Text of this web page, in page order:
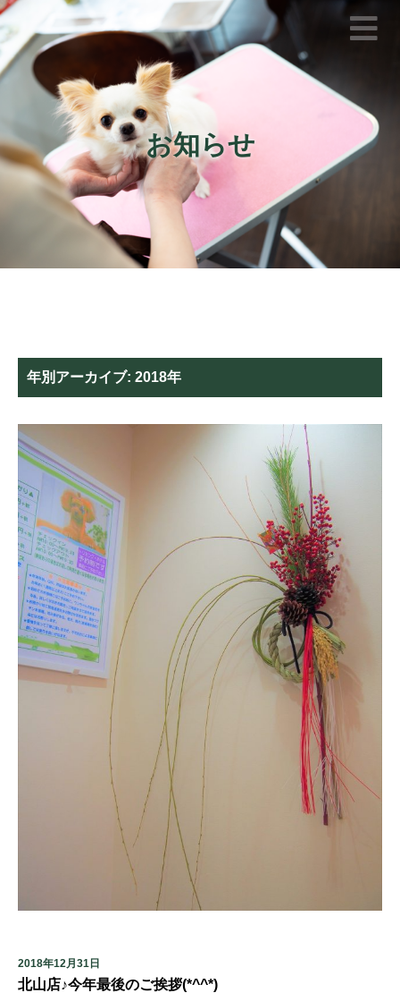
お知らせ
年別アーカイブ: 2018年
2018年12月31日
北山店♪今年最後のご挨拶(*^^*)